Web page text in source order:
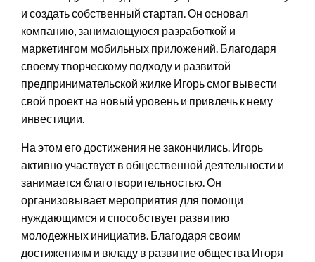
и создать собственный стартап. Он основал
компанию, занимающуюся разработкой и
маркетингом мобильных приложений. Благодаря
своему творческому подходу и развитой
предпринимательской жилке Игорь смог вывести
свой проект на новый уровень и привлечь к нему
инвестиции.
На этом его достижения не закончились. Игорь
активно участвует в общественной деятельности и
занимается благотворительностью. Он
организовывает мероприятия для помощи
нуждающимся и способствует развитию
молодежных инициатив. Благодаря своим
достижениям и вкладу в развитие общества Игоря